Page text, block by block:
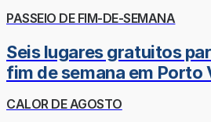
PASSEIO DE FIM-DE-SEMANA
Seis lugares gratuitos
fim de semana em Porto
CALOR DE AGOSTO